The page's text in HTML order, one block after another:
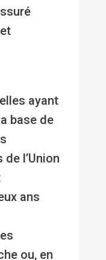
ayant
base de
l’Union
ans
ou, en